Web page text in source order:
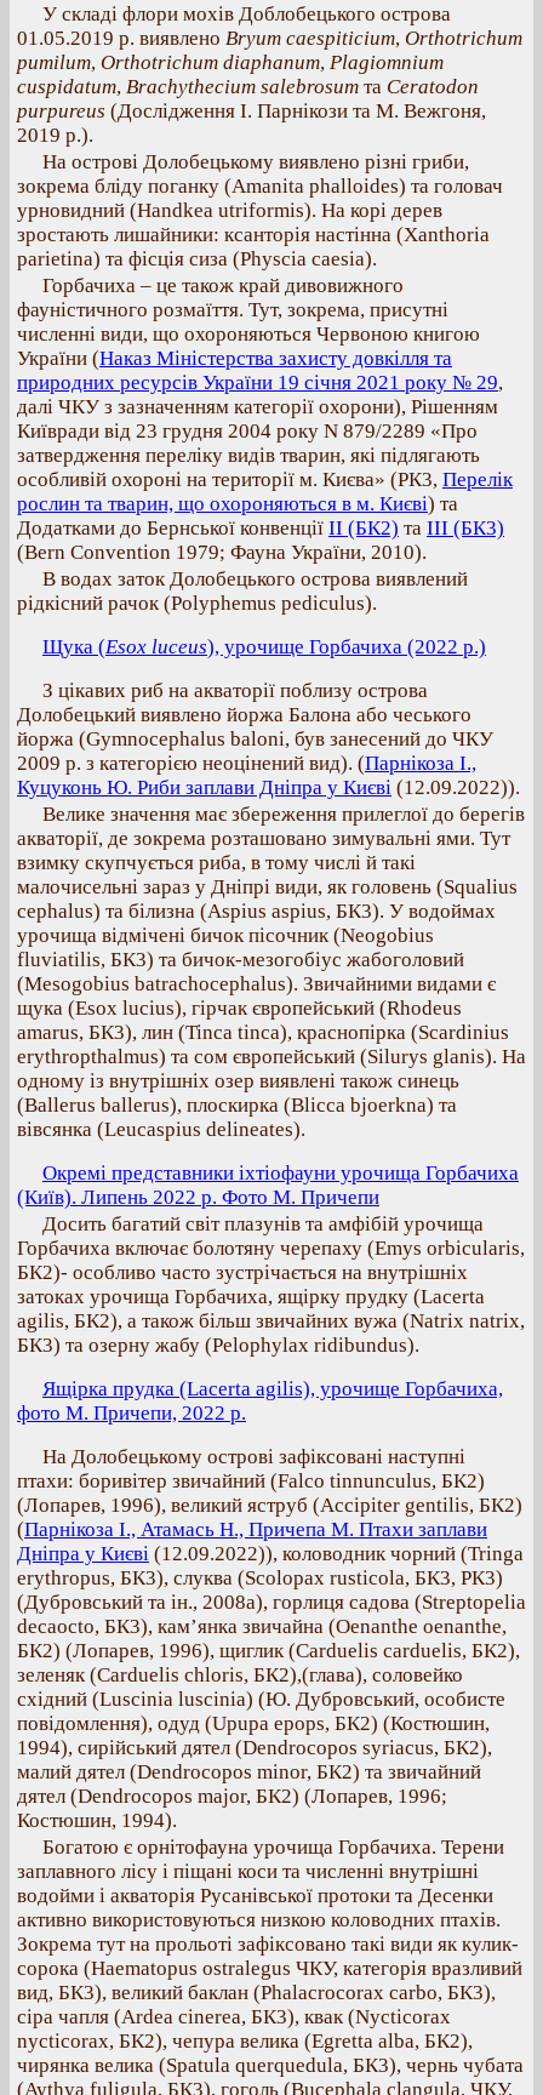
У складі флори мохів Доблобецького острова
01.05.2019 р. виявлено Bryum caespiticium, Orthotrichum
pumilum, Orthotrichum diaphanum, Plagiomnium
cuspidatum, Brachythecium salebrosum та Ceratodon
purpureus (Дослідження І. Парнікози та М. Вежгоня,
2019 р.).
На острові Долобецькому виявлено різні гриби,
зокрема бліду поганку (Amanita phalloides) та головач
урновидний (Handkea utriformis). На корі дерев
зростають лишайники: ксанторія настінна (Xanthoria
parietina) та фісція сиза (Physcia caesia).
Горбачиха – це також край дивовижного
фауністичного розмаїття. Тут, зокрема, присутні
численні види, що охороняються Червоною книгою
України (Наказ Міністерства захисту довкілля та
природних ресурсів України 19 січня 2021 року № 29,
далі ЧКУ з зазначенням категорії охорони), Рішенням
Київради від 23 грудня 2004 року N 879/2289 «Про
затвердження переліку видів тварин, які підлягають
особливій охороні на території м. Києва» (РК3, Перелік
рослин та тварин, що охороняються в м. Києві) та
Додатками до Бернської конвенції II (БК2) та III (БК3)
(Bern Convention 1979; Фауна України, 2010).
В водах заток Долобецького острова виявлений
рідкісний рачок (Polyphemus pediculus).
Щука (Esox luceus), урочище Горбачиха (2022 р.)
З цікавих риб на акваторії поблизу острова
Долобецький виявлено йоржа Балона або чеського
йоржа (Gymnocephalus baloni, був занесений до ЧКУ
2009 р. з категорією неоцінений вид). (Парнікоза І.,
Куцуконь Ю. Риби заплави Дніпра у Києві (12.09.2022)).
Велике значення має збереження прилеглої до берегів
акваторії, де зокрема розташовано зимувальні ями. Тут
взимку скупчується риба, в тому числі й такі
малочисельні зараз у Дніпрі види, як головень (Squalius
cephalus) та білизна (Aspius aspius, БК3). У водоймах
урочища відмічені бичок пісочник (Neogobius
fluviatilis, БК3) та бичок-мезогобіус жабоголовий
(Mesogobius batrachocephalus). Звичайними видами є
щука (Esox lucius), гірчак європейський (Rhodeus
amarus, БК3), лин (Tinca tinca), краснопірка (Scardinius
erythropthalmus) та сом європейський (Silurys glanis). На
одному із внутрішніх озер виявлені також синець
(Ballerus ballerus), плоскирка (Blicca bjoerkna) та
вівсянка (Leucaspius delineates).
Окремі представники іхтіофауни урочища Горбачиха
(Київ). Липень 2022 р. Фото М. Причепи
Досить багатий світ плазунів та амфібій урочища
Горбачиха включає болотяну черепаху (Emys orbicularis,
БК2)- особливо часто зустрічається на внутрішніх
затоках урочища Горбачиха, ящірку прудку (Lacerta
agilis, БК2), а також більш звичайних вужа (Natrix natrix,
БК3) та озерну жабу (Pelophylax ridibundus).
Ящірка прудка (Lacerta agilis), урочище Горбачиха,
фото М. Причепи, 2022 р.
На Долобецькому острові зафіксовані наступні
птахи: боривітер звичайний (Falco tinnunculus, БК2)
(Лопарев, 1996), великий яструб (Accipiter gentilis, БК2)
(Парнікоза І., Атамась Н., Причепа М. Птахи заплави
Дніпра у Києві (12.09.2022)), коловодник чорний (Tringa
erythropus, БК3), слуква (Scolopax rusticola, БК3, РК3)
(Дубровський та ін., 2008a), горлиця садова (Streptopelia
decaocto, БК3), кам’янка звичайна (Oenanthe oenanthe,
БК2) (Лопарев, 1996), щиглик (Carduelis carduelis, БК2),
зеленяк (Carduelis chloris, БК2),(глава), соловейко
східний (Luscinia luscinia) (Ю. Дубровський, особисте
повідомлення), одуд (Upupa epops, БК2) (Костюшин,
1994), сирійський дятел (Dendrocopos syriacus, БК2),
малий дятел (Dendrocopos minor, БК2) та звичайний
дятел (Dendrocopos major, БК2) (Лопарев, 1996;
Костюшин, 1994).
Богатою є орнітофауна урочища Горбачиха. Терени
заплавного лісу і піщані коси та численні внутрішні
водойми і акваторія Русанівської протоки та Десенки
активно використовуються низкою коловодних птахів.
Зокрема тут на прольоті зафіксовано такі види як кулик-
сорока (Haematopus ostralegus ЧКУ, категорія вразливий
вид, БК3), великий баклан (Phalacrocorax carbo, БК3),
сіра чапля (Ardea cinerea, БК3), квак (Nycticorax
nycticorax, БК2), чепура велика (Egretta alba, БК2),
чирянка велика (Spatula querquedula, БК3), чернь чубата
(Aythya fuligula, БК3), гоголь (Bucephala clangula, ЧКУ,